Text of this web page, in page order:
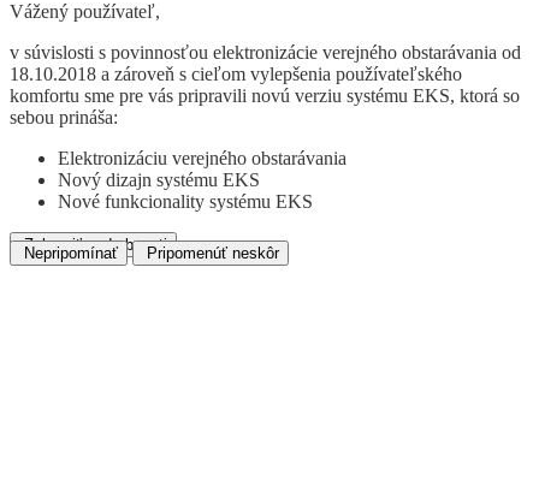
Vážený používateľ,
v súvislosti s povinnosťou elektronizácie verejného obstarávania od
18.10.2018 a zároveň s cieľom vylepšenia používateľského
komfortu sme pre vás pripravili novú verziu systému EKS, ktorá so
sebou prináša:
Elektronizáciu verejného obstarávania
Nový dizajn systému EKS
Nové funkcionality systému EKS
Zobraziť podrobnosti
Nepripomínať Pripomenúť neskôr